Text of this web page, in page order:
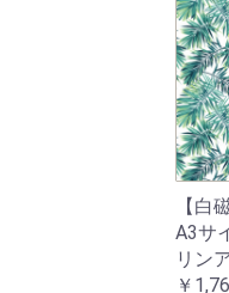
【白
A3サ
リン
￥